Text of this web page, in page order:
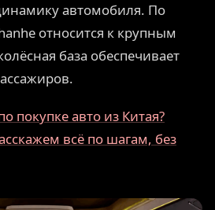
автомобиля. По
относится к крупным
база обеспечивает
покупке авто из Китая?
всё по шагам, без